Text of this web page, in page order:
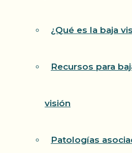
¿Qué es la baja
Recursos para
visión
Patologías